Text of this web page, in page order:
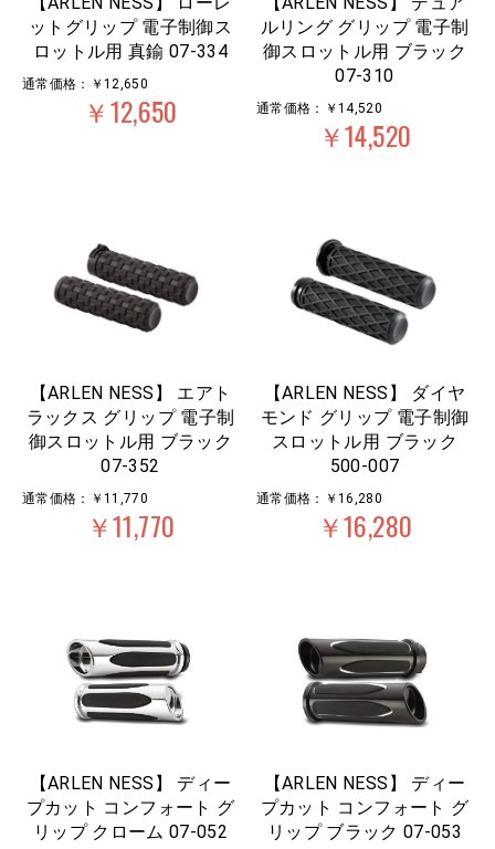
ットグリップ 電子制御ス
ロットル用 真鍮 07-334
通常価格：￥12,650
￥12,650
ルリング グリップ 電子制
御スロットル用 ブラック
07-310
通常価格：￥14,520
￥14,520
【ARLEN NESS】 エアト
ラックス グリップ 電子制
御スロットル用 ブラック
07-352
通常価格：￥11,770
￥11,770
【ARLEN NESS】 ダイヤ
モンド グリップ 電子制御
スロットル用 ブラック
500-007
通常価格：￥16,280
￥16,280
【ARLEN NESS】 ディー
プカット コンフォート グ
リップ クローム 07-052
【ARLEN NESS】 ディー
プカット コンフォート グ
リップ ブラック 07-053